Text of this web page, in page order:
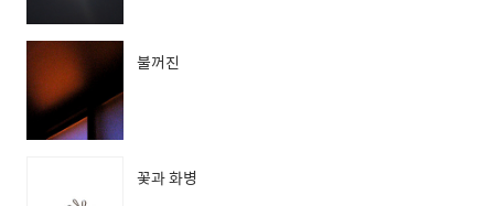
불꺼진
꽃과 화병